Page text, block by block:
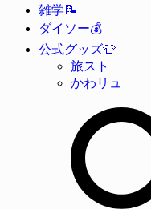
雑学📝
ダイソー💰
公式グッズ👕
旅スト
かわリュ